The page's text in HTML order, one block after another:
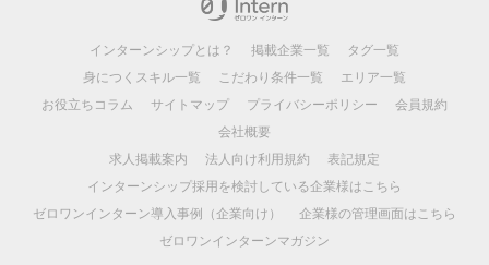
インターンシップとは？ 掲載企業一覧
タグ一覧
身につくスキル一覧
こだわり条件一覧
エリア一覧
お役立ちコラム
サイトマップ プライバシーポリシー
会員規約
会社概要
求人掲載案内
法人向け利用規約
表記規定
インターンシップ採用を検討している企業様はこちら
ゼロワンインターン導入事例（企業向け）
企業様の管理画面はこちら
ゼロワンインターンマガジン